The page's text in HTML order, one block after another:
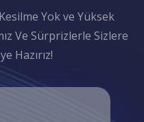
Yok ve Yüksek
Ve Sürprizlerle Sizlere
Hazırız!